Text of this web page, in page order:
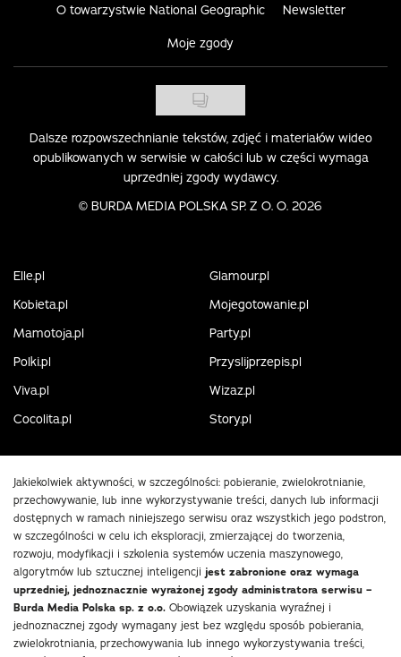
O towarzystwie National Geographic Newsletter
Moje zgody
Dalsze rozpowszechnianie tekstów, zdjęć i materiałów wideo
opublikowanych w serwisie w całości lub w części wymaga
uprzedniej zgody wydawcy.
© BURDA MEDIA POLSKA SP. Z O. O. 2026
Elle.pl
Glamour.pl
Kobieta.pl
Mojegotowanie.pl
Mamotoja.pl
Party.pl
Polki.pl
Przyslijprzepis.pl
Viva.pl
Wizaz.pl
Cocolita.pl
Story.pl
Jakiekolwiek aktywności, w szczególności: pobieranie, zwielokrotnianie,
przechowywanie, lub inne wykorzystywanie treści, danych lub informacji
dostępnych w ramach niniejszego serwisu oraz wszystkich jego podstron,
w szczególności w celu ich eksploracji, zmierzającej do tworzenia,
rozwoju, modyfikacji i szkolenia systemów uczenia maszynowego,
algorytmów lub sztucznej inteligencji jest zabronione oraz wymaga
uprzedniej, jednoznacznie wyrażonej zgody administratora serwisu –
Burda Media Polska sp. z o.o. Obowiązek uzyskania wyraźnej i
jednoznacznej zgody wymagany jest bez względu sposób pobierania,
zwielokrotniania, przechowywania lub innego wykorzystywania treści,